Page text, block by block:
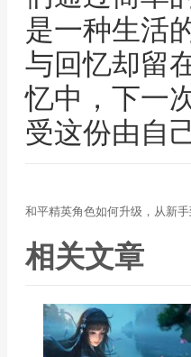
是一种生活
与回忆却留
忆中，下一
受这份由自
和平精英角色如何升级，从新
相关文章